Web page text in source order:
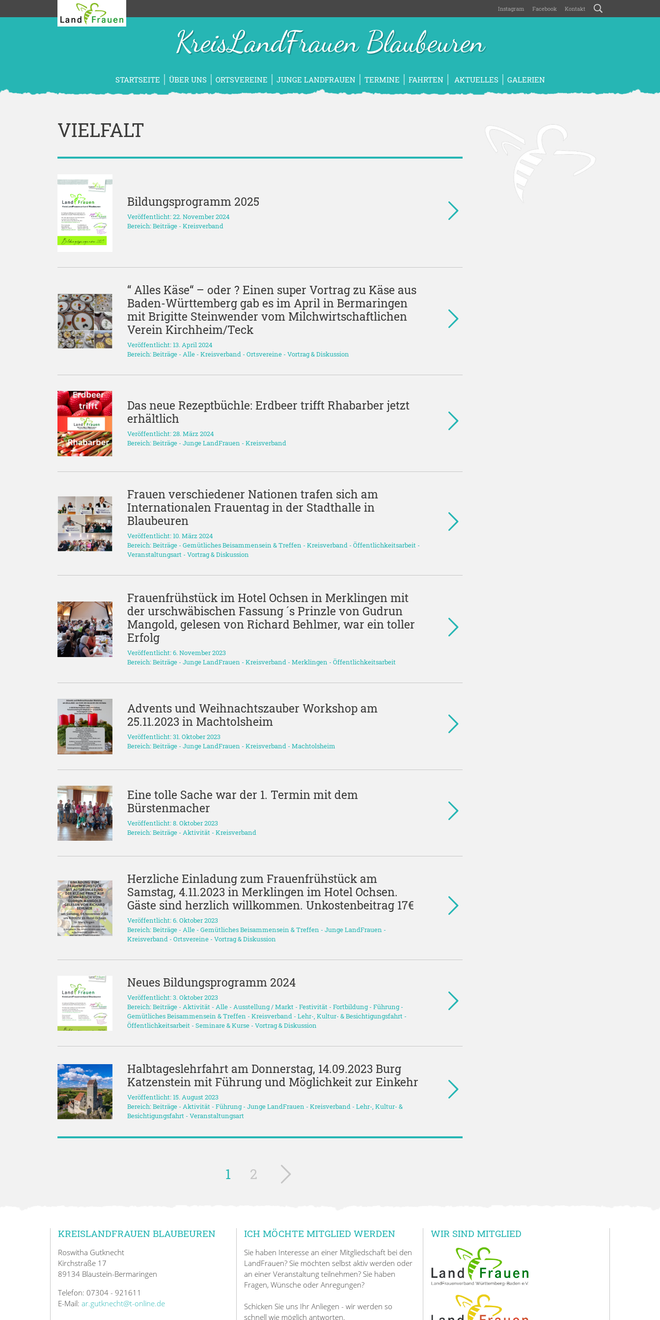
Instagram Facebook Kontakt
KreisLandFrauen Blaubeuren
STARTSEITE ÜBER UNS ORTSVEREINE JUNGE LANDFRAUEN TERMINE FAHRTEN AKTUELLES GALERIEN
VIELFALT
Bildungsprogramm 2025
Veröffentlicht: 22. November 2024
Bereich:Beiträge -Kreisverband
“ Alles Käse“ – oder ? Einen super Vortrag zu Käse aus
Baden-Württemberg gab es im April in Bermaringen
mit Brigitte Steinwender vom Milchwirtschaftlichen
Verein Kirchheim/Teck
Veröffentlicht: 13. April 2024
Bereich:Beiträge -Alle -Kreisverband -Ortsvereine -Vortrag & Diskussion
Das neue Rezeptbüchle: Erdbeer trifft Rhabarber jetzt
erhältlich
Veröffentlicht: 28. März 2024
Bereich:Beiträge -Junge LandFrauen -Kreisverband
Frauen verschiedener Nationen trafen sich am
Internationalen Frauentag in der Stadthalle in
Blaubeuren
Veröffentlicht: 10. März 2024
Bereich:Beiträge -Gemütliches Beisammensein & Treffen -Kreisverband -Öffentlichkeitsarbeit -
Veranstaltungsart -Vortrag & Diskussion
Frauenfrühstück im Hotel Ochsen in Merklingen mit
der urschwäbischen Fassung ´s Prinzle von Gudrun
Mangold, gelesen von Richard Behlmer, war ein toller
Erfolg
Veröffentlicht: 6. November 2023
Bereich:Beiträge -Junge LandFrauen -Kreisverband -Merklingen -Öffentlichkeitsarbeit
Advents und Weihnachtszauber Workshop am
25.11.2023 in Machtolsheim
Veröffentlicht: 31. Oktober 2023
Bereich:Beiträge -Junge LandFrauen -Kreisverband -Machtolsheim
Eine tolle Sache war der 1. Termin mit dem
Bürstenmacher
Veröffentlicht: 8. Oktober 2023
Bereich:Beiträge -Aktivität -Kreisverband
Herzliche Einladung zum Frauenfrühstück am
Samstag, 4.11.2023 in Merklingen im Hotel Ochsen.
Gäste sind herzlich willkommen. Unkostenbeitrag 17€
Veröffentlicht: 6. Oktober 2023
Bereich:Beiträge -Alle -Gemütliches Beisammensein & Treffen -Junge LandFrauen -
Kreisverband -Ortsvereine -Vortrag & Diskussion
Neues Bildungsprogramm 2024
Veröffentlicht: 3. Oktober 2023
Bereich:Beiträge -Aktivität -Alle -Ausstellung / Markt -Festivität -Fortbildung-Führung-
Gemütliches Beisammensein & Treffen -Kreisverband -Lehr-, Kultur- & Besichtigungsfahrt -
Öffentlichkeitsarbeit -Seminare & Kurse -Vortrag & Diskussion
Halbtageslehrfahrt am Donnerstag, 14.09.2023 Burg
Katzenstein mit Führung und Möglichkeit zur Einkehr
Veröffentlicht: 15. August 2023
Bereich:Beiträge -Aktivität -Führung-Junge LandFrauen -Kreisverband -Lehr-, Kultur- &
Besichtigungsfahrt -Veranstaltungsart
1 2
KREISLANDFRAUEN BLAUBEUREN
Roswitha Gutknecht
Kirchstraße 17
89134 Blaustein-Bermaringen
Telefon: 07304 - 921611
E-Mail: ar.gutknecht@t-online.de
ICH MÖCHTE MITGLIED WERDEN
Sie haben Interesse an einer Mitgliedschaft bei den
LandFrauen? Sie möchten selbst aktiv werden oder
an einer Veranstaltung teilnehmen? Sie haben
Fragen, Wünsche oder Anregungen?
Schicken Sie uns Ihr Anliegen - wir werden so
schnell wie möglich antworten.
WIR SIND MITGLIED